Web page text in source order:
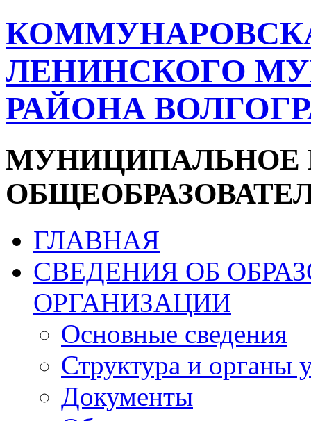
ЛЕНИНСКОГО
РАЙОНА
МУНИЦИПАЛЬНОЕ
ГЛАВНАЯ
СВЕДЕНИЯ ОБ
ОРГАНИЗАЦИИ
Основные сведения
Структура и органы
Документы